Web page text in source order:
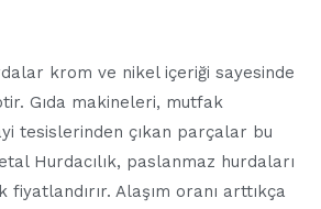
krom ve nikel içeriği sayesinde
Gıda makineleri, mutfak
tesislerinden çıkan parçalar bu
Hurdacılık, paslanmaz hurdaları
Alaşım oranı arttıkça